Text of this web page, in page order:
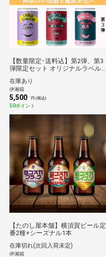
【数量限定･送料込】第2弾、第3
弾限定セット オリジナルラベル日
在庫あり
伊湘箱
5,500 円 (税込)
50ポイント
【たのし屋本舗】横須賀ビール定
番2種+シーズナル1本
在庫切れ(次回入荷未定)
伊湘箱